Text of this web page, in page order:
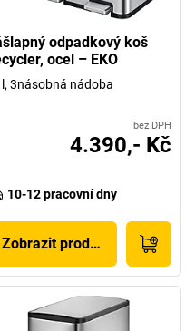
odpadkový koš
ocel – EKO
l, 3násobná nádoba
bez DPH
4.390,- Kč
10-12 pracovní dny
Zobrazit produkt